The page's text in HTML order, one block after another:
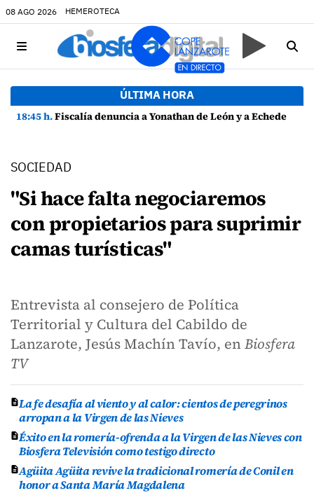
08 AGO 2026 HEMEROTECA
ÚLTIMA HORA
18:45 h.Fiscalía denuncia a Yonathan de León y a Echedey Eugenio por presuntas anomalías en contratos festivos
SOCIEDAD
"Si hace falta negociaremos
con propietarios para suprimir
camas turísticas"
Entrevista al consejero de Política
Territorial y Cultura del Cabildo de
Lanzarote, Jesús Machín Tavío, enBiosfera
TV
La fe desafía al viento y al calor: cientos de peregrinos
arropan a la Virgen de las Nieves
Éxito en la romería-ofrenda a la Virgen de las Nieves con
Biosfera Televisión como testigo directo
Agüita Agüita revive la tradicional romería de Conil en
honor a Santa María Magdalena